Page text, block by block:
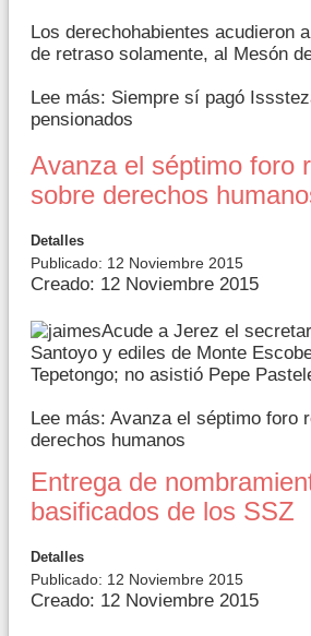
Los derechohabientes acudieron
de retraso solamente, al Mesón
Lee más: Siempre sí pagó
pensionados
Avanza el séptimo foro
sobre derechos
Detalles
Publicado: 12 Noviembre 2015
Creado: 12 Noviembre 2015
Acude a Jerez el
Santoyo y ediles de Monte
Tepetongo; no asistió Pepe
Lee más: Avanza el séptimo foro
derechos humanos
Entrega de
basificados de los SSZ
Detalles
Publicado: 12 Noviembre 2015
Creado: 12 Noviembre 2015